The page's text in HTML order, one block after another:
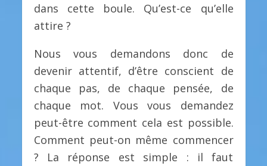
dans cette boule. Qu’est-ce qu’elle
attire ?
Nous vous demandons donc de
devenir attentif, d’être conscient de
chaque pas, de chaque pensée, de
chaque mot. Vous vous demandez
peut-être comment cela est possible.
Comment peut-on même commencer
? La réponse est simple : il faut